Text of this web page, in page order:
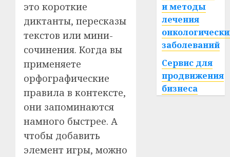
это короткие
диктанты, пересказы
текстов или мини-
сочинения. Когда вы
применяете
орфографические
правила в контексте,
они запоминаются
намного быстрее. А
чтобы добавить
элемент игры, можно
и методы
лечения
заболеваний
Сервис для
продвижения
бизнеса